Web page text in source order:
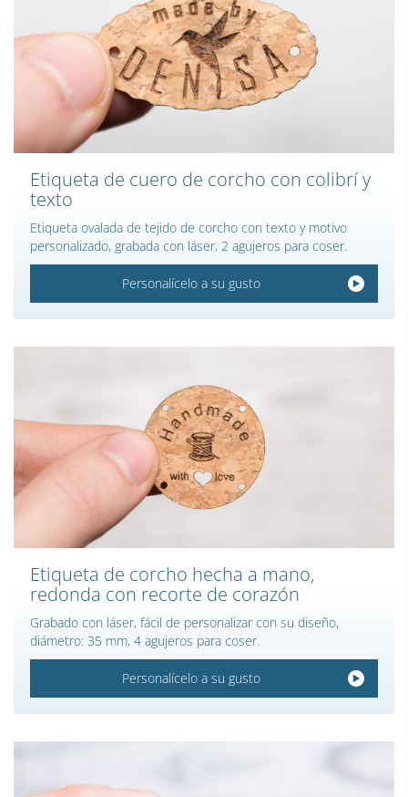
Etiqueta de cuero de corcho con colibrí y
texto
Etiqueta ovalada de tejido de corcho con texto y motivo
personalizado, grabada con láser, 2 agujeros para coser.
Personalícelo a su gusto
Etiqueta de corcho hecha a mano,
redonda con recorte de corazón
Grabado con láser, fácil de personalizar con su diseño,
diámetro: 35 mm, 4 agujeros para coser.
Personalícelo a su gusto